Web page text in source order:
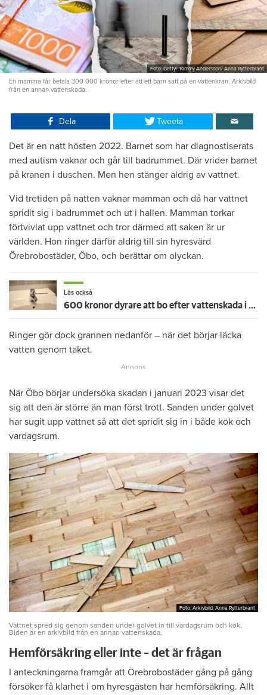
Foto: Getty/ Tommy Andersson/ Anna Rytterbrant
En mamma får betala 300 000 kronor efter att ett barn satt på en vattenkran. Arkivbild
från en annan vattenskada.
Dela Tweeta
Det är en natt hösten 2022. Barnet som har diagnostiserats
med autism vaknar och går till badrummet. Där vrider barnet
på kranen i duschen. Men hen stänger aldrig av vattnet.
Vid tretiden på natten vaknar mamman och då har vattnet
spridit sig i badrummet och ut i hallen. Mamman torkar
förtvivlat upp vattnet och tror därmed att saken är ur
världen. Hon ringer därför aldrig till sin hyresvärd
Örebrobostäder, Öbo, och berättar om olyckan.
Läs också
600 kronor dyrare att bo efter vattenskada i Varberg
Ringer gör dock grannen nedanför – när det börjar läcka
vatten genom taket.
När Öbo börjar undersöka skadan i januari 2023 visar det
sig att den är större än man först trott. Sanden under golvet
har sugit upp vattnet så att det spridit sig in i både kök och
vardagsrum.
Foto: Arkivbild: Anna Rytterbrant
Foto: Arkivbild: Anna Rytterbrant
Vattnet spred sig genom sanden under golvet in till vardagsrum och kök.
Biden är en arkivbild från en annan vattenskada.
Hemförsäkring eller inte – det är frågan
I anteckningarna framgår att Örebrobostäder gång på gång
försöker få klarhet i om hyresgästen har hemförsäkring. Allt